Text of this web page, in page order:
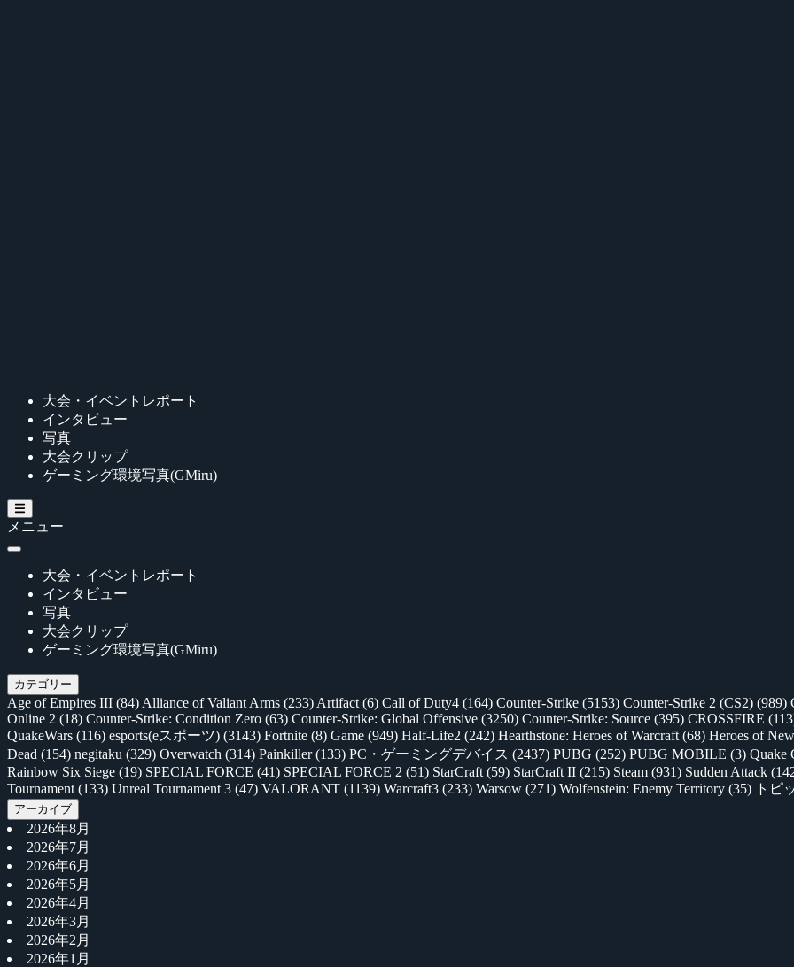
大会・イベントレポート
インタビュー
写真
大会クリップ
ゲーミング環境写真(GMiru)
メニュー
大会・イベントレポート
インタビュー
写真
大会クリップ
ゲーミング環境写真(GMiru)
カテゴリー
Age of Empires III (84) Alliance of Valiant Arms (233) Artifact (6) Call of Duty4 (164) Counter-Strike (5153) Counter-Strike 2 (CS2) (989)
Online 2 (18) Counter-Strike: Condition Zero (63) Counter-Strike: Global Offensive (3250) Counter-Strike: Source (395) CROSSFIRE
QuakeWars (116) esports(eスポーツ) (3143) Fortnite (8) Game (949) Half-Life2 (242) Hearthstone: Heroes of Warcraft (68) Heroes of
Dead (154) negitaku (329) Overwatch (314) Painkiller(133) PC・ゲーミングデバイス (2437) PUBG (252) PUBG MOBILE (3) Quake
Rainbow Six Siege (19) SPECIAL FORCE (41) SPECIAL FORCE 2 (51) StarCraft (59) StarCraft II (215) Steam (931) Sudden Attack
Tournament (133) Unreal Tournament 3 (47) VALORANT (1139) Warcraft3 (233) Warsow (271) Wolfenstein: Enemy Territory (35) トピ
アーカイブ
2026年8月
2026年7月
2026年6月
2026年5月
2026年4月
2026年3月
2026年2月
2026年1月